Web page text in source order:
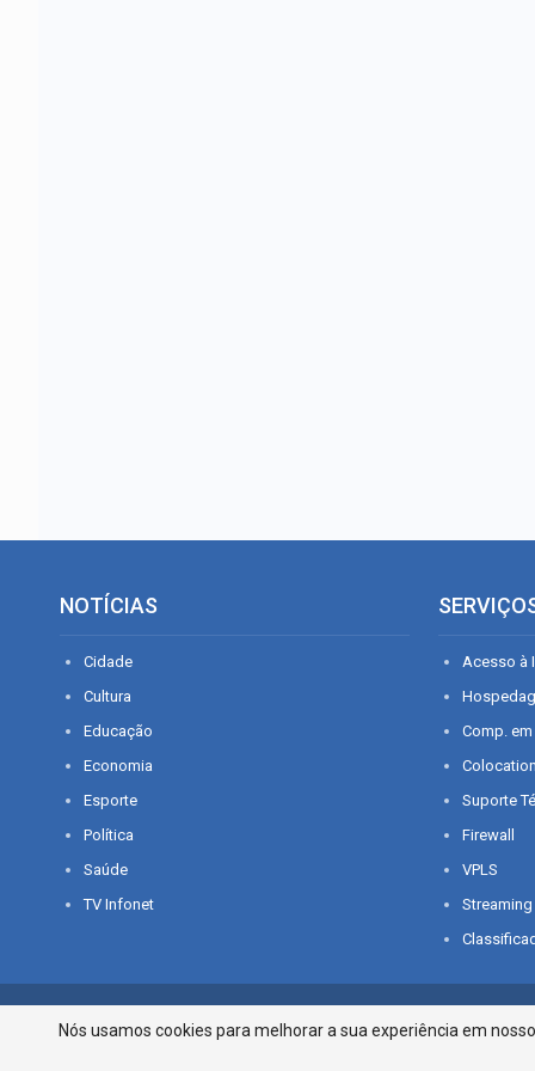
NOTÍCIAS
Cidade
Cultura
Educação
Economia
Esporte
Política
Saúde
TV Infonet
Acesso à
Comp.
Suporte
Firewall
VPLS
Streaming
© 2026 - O que é notícia em Sergipe. Todos os direitos reservados.
Nós usamos cookies para melhorar a sua experiência em